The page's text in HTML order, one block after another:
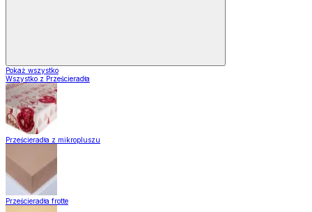
Pokaż wszystko
Wszystko z Prześcieradła
Prześcieradła z mikropluszu
Prześcieradła frotte